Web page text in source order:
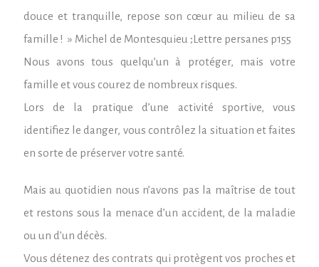
douce et tranquille, repose son cœur au milieu de sa
famille ! » Michel de Montesquieu ;Lettre persanes p155
Nous avons tous quelqu’un à protéger, mais votre
famille et vous courez de nombreux risques.
Lors de la pratique d’une activité sportive, vous
identifiez le danger, vous contrôlez la situation et faites
en sorte de préserver votre santé.
Mais au quotidien nous n’avons pas la maîtrise de tout
et restons sous la menace d’un accident, de la maladie
ou un d’un décès.
Vous détenez des contrats qui protègent vos proches et